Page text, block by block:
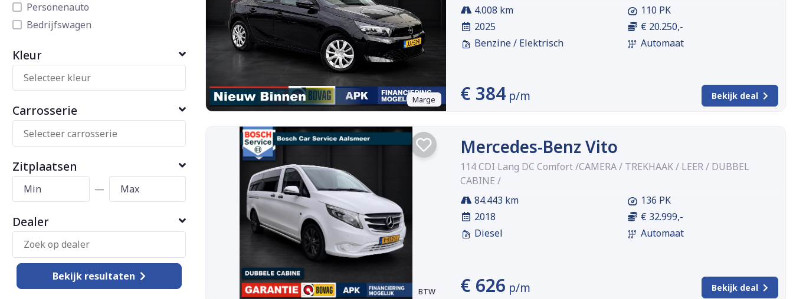
Personenauto
Bedrijfswagen
Kleur
Carrosserie
Zitplaatsen
—
Dealer
Bekijk resultaten
Marge
4.008 km
2025
Benzine / Elektrisch
110 PK
€ 20.250,-
Automaat
€ 384 p/m Bekijk deal
BTW
Mercedes-Benz Vito
114 CDI Lang DC Comfort /CAMERA / TREKHAAK / LEER / DUBBEL
CABINE /
84.443 km
2018
Diesel
136 PK
€ 32.999,-
Automaat
€ 626 p/m Bekijk deal